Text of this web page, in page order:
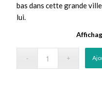
bas dans cette grande
lui.